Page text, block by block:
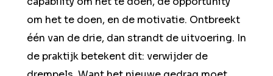
om het te doen, en de motivatie. Ontbreekt
één van de drie, dan strandt de uitvoering. In
de praktijk betekent dit: verwijder de